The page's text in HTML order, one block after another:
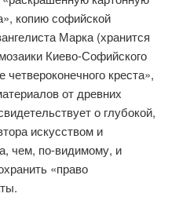
копию софийской
Марка (хранится
Киево-Софийского
креста»,
от древних
о глубокой,
искусством и
чем, по-видимому, и
«право